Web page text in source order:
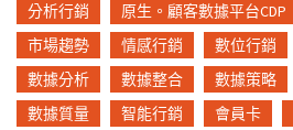
分析行銷
原生。顧客數據平台CDP
市場趨勢
情感行銷 數位行銷
數據分析
數據整合 數據策略
數據質量
智能行銷 會員卡